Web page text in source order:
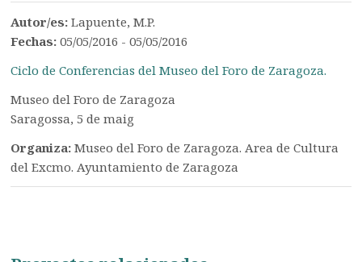
Autor/es:Lapuente, M.P.
Fechas:05/05/2016 - 05/05/2016
Ciclo de Conferencias del Museo del Foro de Zaragoza.
Museo del Foro de Zaragoza
Saragossa, 5 de maig
Organiza:Museo del Foro de Zaragoza. Area de Cultura
del Excmo. Ayuntamiento de Zaragoza